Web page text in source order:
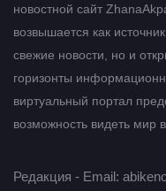
новостной сайт
возвышается как
свежие новости, но и
горизонты
виртуальный портал
возможность видеть мир
Редакция - Email: